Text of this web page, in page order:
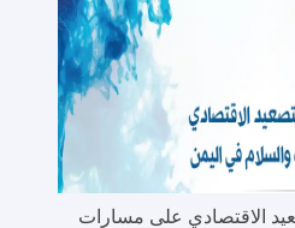
الاقتصادي على مسارات